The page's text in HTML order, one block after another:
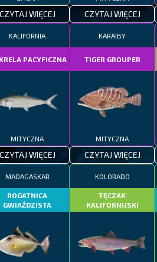
CZYTAJ WIĘCEJ CZYTAJ WIĘCEJ
KALIFORNIA
PACYFICZNA
MITYCZNA
CZYTAJ WIĘCEJ
KARAIBY
TIGER GROUPER
MITYCZNA
CZYTAJ WIĘCEJ
MADAGASKAR
ROGATNICA
GWIAŹDZISTA
KOLORADO
TĘCZAK
KALIFORNIJSKI